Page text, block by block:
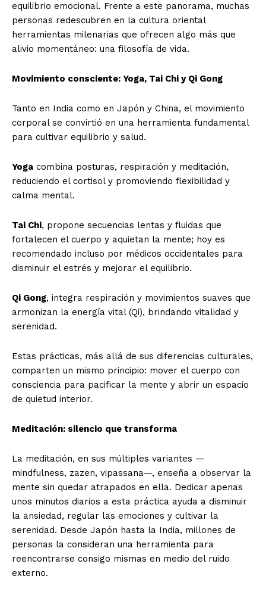
equilibrio emocional. Frente a este panorama, muchas
personas redescubren en la cultura oriental
herramientas milenarias que ofrecen algo más que
alivio momentáneo: una filosofía de vida.
Movimiento consciente: Yoga, Tai Chi y Qi Gong
Tanto en India como en Japón y China, el movimiento
corporal se convirtió en una herramienta fundamental
para cultivar equilibrio y salud.
Yoga combina posturas, respiración y meditación,
reduciendo el cortisol y promoviendo flexibilidad y
calma mental.
Tai Chi, propone secuencias lentas y fluidas que
fortalecen el cuerpo y aquietan la mente; hoy es
recomendado incluso por médicos occidentales para
disminuir el estrés y mejorar el equilibrio.
Qi Gong, integra respiración y movimientos suaves que
armonizan la energía vital (Qi), brindando vitalidad y
serenidad.
Estas prácticas, más allá de sus diferencias culturales,
comparten un mismo principio: mover el cuerpo con
consciencia para pacificar la mente y abrir un espacio
de quietud interior.
Meditación: silencio que transforma
La meditación, en sus múltiples variantes —
mindfulness, zazen, vipassana—, enseña a observar la
mente sin quedar atrapados en ella. Dedicar apenas
unos minutos diarios a esta práctica ayuda a disminuir
la ansiedad, regular las emociones y cultivar la
serenidad. Desde Japón hasta la India, millones de
personas la consideran una herramienta para
reencontrarse consigo mismas en medio del ruido
externo.